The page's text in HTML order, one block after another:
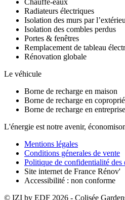
Chauffe-eaux
Radiateurs électriques
Isolation des murs par
Isolation des combles perdus
Portes & fenêtres
Remplacement de tableau
Rénovation globale
Le véhicule
Borne de recharge en maison
Borne de recharge en
Borne de recharge en entreprise
L'énergie est notre avenir,
Mentions légales
Conditions génerales de vente
Politique de confidentialité des
Site internet de France Rénov'
Accessibilité : non conforme
© IZI by EDF 2026 - Colisée